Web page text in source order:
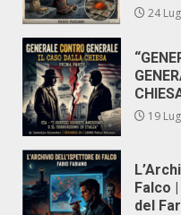
24
19
Falco
del